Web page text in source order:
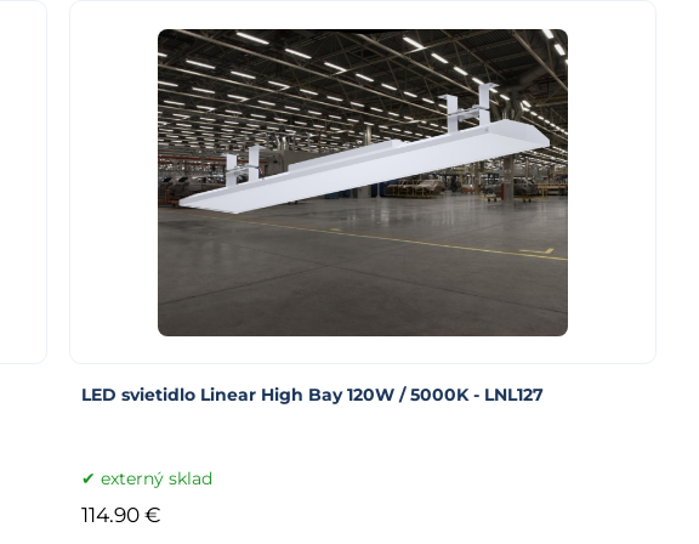
LED svietidlo Linear High Bay 120W / 5000K - LNL127
externý sklad
114.90 €